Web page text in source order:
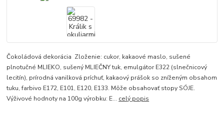
Čokoládová dekorácia Zloženie: cukor, kakaové maslo, sušené
plnotučné MLIEKO, sušený MLIEČNY tuk, emulgátor E322 (slnečnicový
lecitín), prírodná vanilková príchuť, kakaový prášok so zníženým obsahom
tuku, farbivo E172, E101, E120, E133. Môže obsahovať stopy SÓJE.
Výživové hodnoty na 100g výrobku: E... celý popis